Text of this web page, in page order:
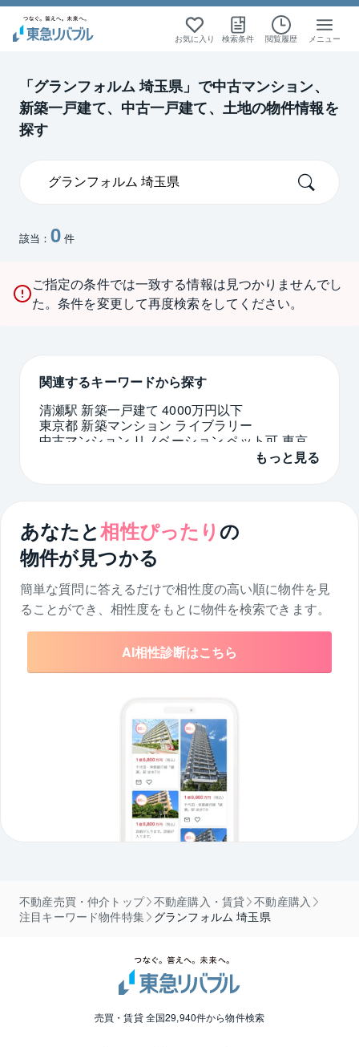
お気に入り 検索条件 閲覧履歴 メニュー
「グランフォルム 埼玉県」で中古マンション、
新築一戸建て、中古一戸建て、土地の物件情報を
探す
該当： 0 件
ご指定の条件では一致する情報は見つかりませんでし
た。条件を変更して再度検索をしてください。
関連するキーワードから探す
清瀬駅 新築一戸建て 4000万円以下
東京都 新築マンション ライブラリー
中古マンション リノベーション ペット可 東京
神奈川県 戸建て 3LDK
月島駅 新築マンション 駅徒歩5分
もっと見る
あなたと相性ぴったり の
物件が見つかる
簡単な質問に答えるだけで相性度の高い順に物件を 見
ることができ、相性度をもとに物件を検索できます。
AI相性診断はこちら
不動産売買・仲介トップ 不動産購入・賃貸
不動産購入
注目キーワード物件特集
グランフォルム 埼玉県
売買・賃貸 全国29,940件から物件検索